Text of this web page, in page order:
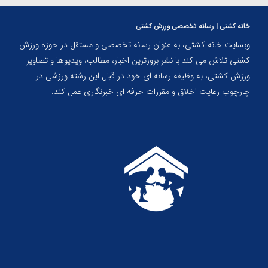
خانه کشتی | رسانه تخصصی ورزش کشتی
وبسایت خانه کشتی، به عنوان رسانه تخصصی و مستقل در حوزه ورزش
کشتی تلاش می کند با نشر بروزترین اخبار، مطالب، ویدیوها و تصاویر
ورزش کشتی، به وظیفه رسانه ای خود در قبال این رشته ورزشی در
چارچوب رعایت اخلاق و مقررات حرفه ای خبرنگاری عمل کند.